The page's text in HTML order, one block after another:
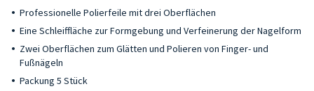
Professionelle Polierfeile mit drei Oberflächen
Eine Schleiffläche zur Formgebung und Verfeinerung der Nagelform
Zwei Oberflächen zum Glätten und Polieren von Finger- und
Fußnägeln
Packung 5 Stück